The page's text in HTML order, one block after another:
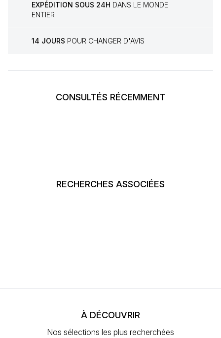
EXPÉDITION SOUS 24H DANS LE MONDE
ENTIER
14 JOURS POUR CHANGER D'AVIS
CONSULTÉS RÉCEMMENT
RECHERCHES ASSOCIÉES
À DÉCOUVRIR
Nos sélections les plus recherchées